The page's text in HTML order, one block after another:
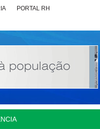
PORTAL RH